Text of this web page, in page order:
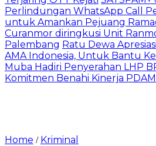
Perlindungan WhatsApp Call
untuk Amankan Pejuang
Curanmor diringkusi Unit
Palembang Ratu Dewa
AMA Indonesia, Untuk Bantu
Muba Hadiri Penyerahan LHP
Komitmen Benahi Kinerja
Home / Kriminal